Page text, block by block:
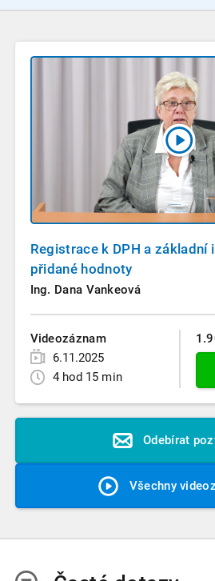
Registrace k DPH a základní
přidané hodnoty
Ing. Dana Vankeová
Videozáznam
6.11.2025
4 hod 15 min
Odebírat
Všechny